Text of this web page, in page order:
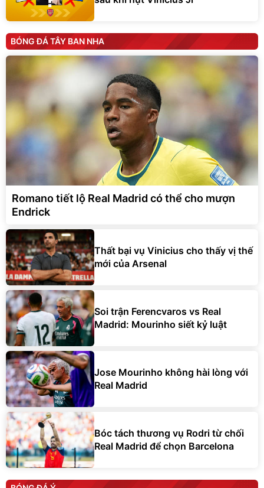
BÓNG ĐÁ TÂY BAN NHA
Romano tiết lộ Real Madrid có thể cho mượn
Endrick
Thất bại vụ Vinicius cho thấy vị thế
mới của Arsenal
Soi trận Ferencvaros vs Real
Madrid: Mourinho siết kỷ luật
Jose Mourinho không hài lòng với
Real Madrid
Bóc tách thương vụ Rodri từ chối
Real Madrid để chọn Barcelona